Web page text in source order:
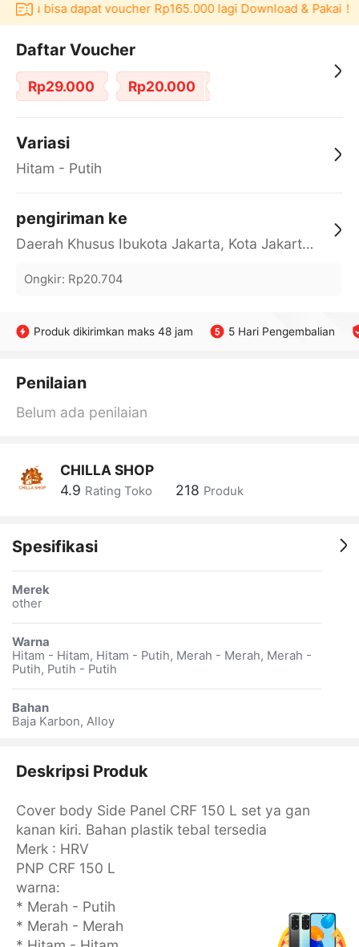
bisa dapat voucher Rp165.000 lagi Download & Pakai！
Daftar Voucher
Rp29.000 Rp20.000
Variasi
Hitam - Putih
pengiriman ke
Daerah Khusus Ibukota Jakarta, Kota Jakarta Barat, Cengkareng, yy
Ongkir: Rp20.704
Produk dikirimkan maks 48 jam 5 Hari Pengembalian
Penilaian
Belum ada penilaian
CHILLA SHOP
4.9 Rating Toko 218 Produk
Spesifikasi
Merek
other
Warna
Hitam - Hitam, Hitam - Putih, Merah - Merah, Merah -
Putih, Putih - Putih
Bahan
Baja Karbon, Alloy
Deskripsi Produk
Cover body Side Panel CRF 150 L set ya gan
kanan kiri. Bahan plastik tebal tersedia
Merk : HRV
PNP CRF 150 L
warna:
* Merah - Putih
* Merah - Merah